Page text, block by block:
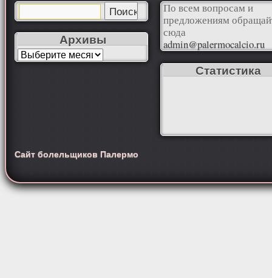
Архивы
По всем вопросам и
предложениям
сюда
admin@palermocalcio.ru
Статистика
Сайт болельщиков Палермо